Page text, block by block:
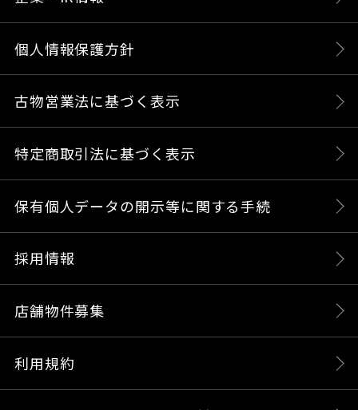
個人情報保護方針
古物営業法に基づく表示
特定商取引法に基づく表示
保有個人データの開示等に関する手続
採用情報
店舗物件募集
利用規約